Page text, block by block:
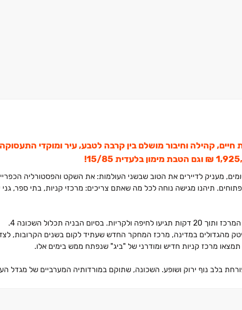
קהילה וחיבור מושלם בין קרבה לטבע, עיר ומוקדי התעסוקה
מעניק לדיירים את הטוב שבשני העולמות: את השקט והפסטורליה
תיהנו מגישה נוחה לכל מה שאתם צריכים: מרכזי קניות, בתי ספר, גני
מהגדולים במדינה, מרכז המחקר החדש שעתיד לקום בשנים הקרובות,
בלב נוף ירוק ושופע. השכונה, שתוקם במורדותיה המערביים של מגדל